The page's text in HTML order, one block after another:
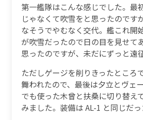
第一艦隊はこんな感じでした。最
じゃなくて吹雪をと思ったのです
なそうでやむなく交代。艦これ開
が吹雪だったので日の目を見せて
思ったのですが、未だにずっと遠
ただしゲージを削りきったところ
舞われたので、最後は夕立とヴェ
でも使った木曾と扶桑に切り替え
みました。装備は AL-1 と同じだっ